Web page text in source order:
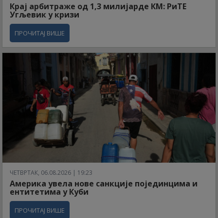
Крај арбитраже од 1,3 милијарде КМ: РиТЕ
Угљевик у кризи
ПРОЧИТАЈ ВИШЕ
ЧЕТВРТАК, 06.08.2026 | 19:23
Америка увела нове санкције појединцима и
ентитетима у Куби
ПРОЧИТАЈ ВИШЕ